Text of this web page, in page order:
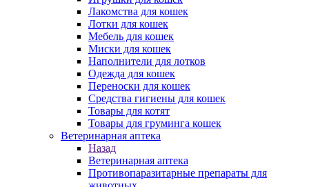
Лакомства для кошек
Лотки для кошек
Мебель для кошек
Миски для кошек
Наполнители для лотков
Одежда для кошек
Переноски для кошек
Средства гигиены для кошек
Товары для котят
Товары для груминга кошек
Ветеринарная аптека
Назад
Ветеринарная аптека
Противопаразитарные препараты для